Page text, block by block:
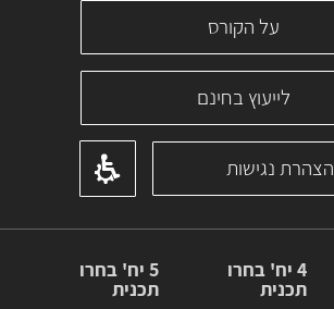
על הקורס
לייעוץ בחינם
הצהרת נגישות
4 יח' בחרו
תכנית
5 יח' בחרו
תכנית